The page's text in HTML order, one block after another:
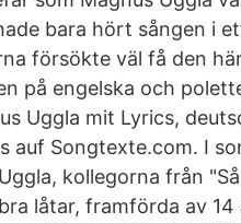
bara hört sången i
försökte väl få den
på engelska och
Uggla mit Lyrics,
auf Songtexte.com. I
kollegorna från
låtar, framförda av